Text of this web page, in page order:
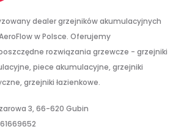
dealer grzejników akumulacyjnych
w Polsce. Oferujemy
rozwiązania grzewcze - grzejniki
piece akumulacyjne, grzejniki
grzejniki łazienkowe.
3, 66-620 Gubin